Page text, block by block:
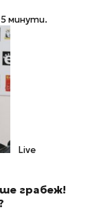
минути.
Live
грабеж!